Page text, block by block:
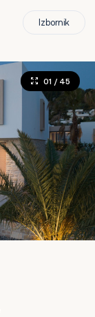
Izbornik
01 / 45